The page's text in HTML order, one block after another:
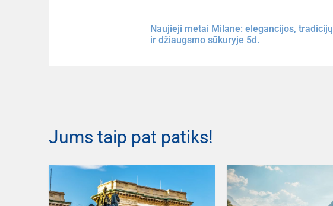
Naujieji metai Milane: elegancijos, tradicijų
ir džiaugsmo sūkuryje 5d.
Jums taip pat patiks!